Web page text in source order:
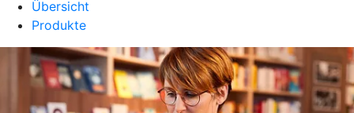
Übersicht
Produkte